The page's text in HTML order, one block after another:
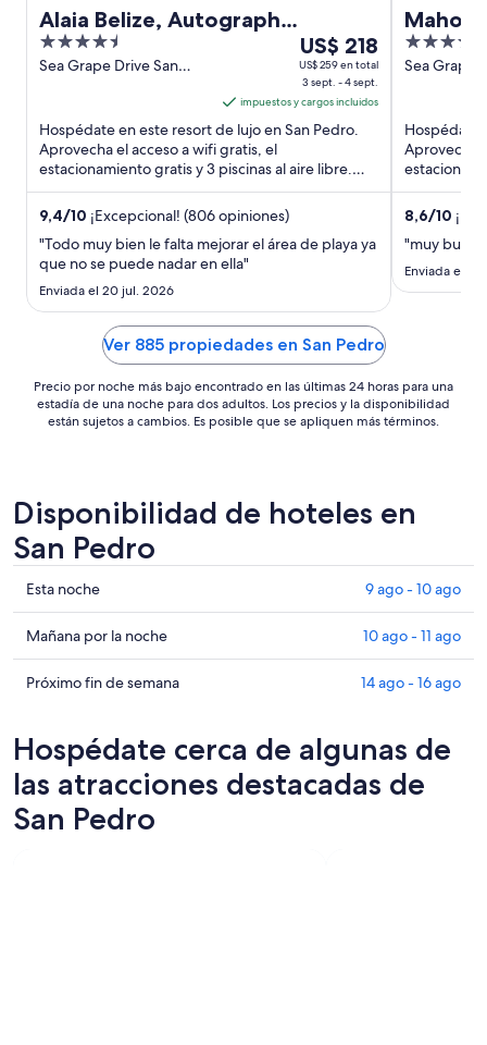
Alaia Belize, Autograph
Collection
4.5
out
Sea Grape Drive San
Del
3
sept
al
4
el
noche
US$ 218
US$ 218
US$ 259 en total
3 sept. - 4 sept.
impuestos y cargos incluidos
Hospédate en este resort de lujo en San Pedro.
Aprovecha el acceso a wifi gratis, el
estacionamiento gratis y 3 piscinas al aire libre.
Nuestros huéspedes destacan ...
9,4/10 ¡Excepcional! (806 opiniones)
"Todo muy bien le falta mejorar el área de playa ya
que no se puede nadar en ella"
Enviada el 20 jul. 2026
Club,
4
out
Sea Grape
Hospédate
Aprovecha
completo.
8,6/10
"muy
Enviada el
Ver 885 propiedades en San Pedro
Precio por noche más bajo encontrado en las últimas 24 horas para una
estadía de una noche para dos adultos. Los precios y la disponibilidad
están sujetos a cambios. Es posible que se apliquen más términos.
Disponibilidad de hoteles en
San Pedro
Ver
precios
de
propiedades
en
para
noche,
9
Esta noche 9 ago - 10 ago
Ver
precios
de
San
Pedro
para
mañana
Mañana por la noche 10 ago - 11 ago
Ver
propiedades
en
San
Pedro
Próximo fin de semana 14 ago - 16 ago
Hospédate cerca de algunas de
las atracciones destacadas de
San Pedro